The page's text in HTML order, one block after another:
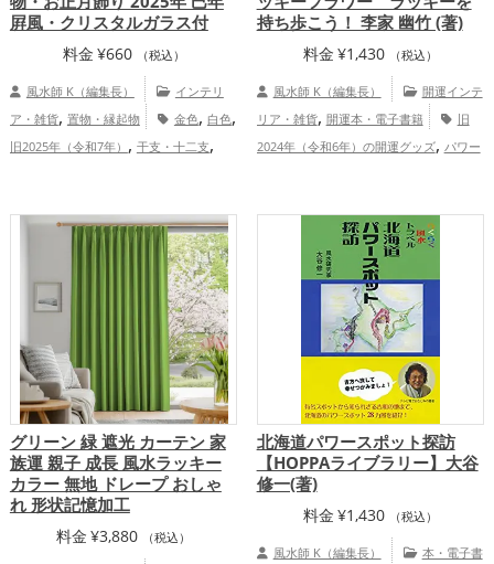
屛風・クリスタルガラス付
料金 ¥660 （税込）
風水師 K（編集長）
インテリ
ア・雑貨, 置物・縁起物 金色, 白色,
旧2025年（令和7年） , 干支・十二支,
運・家族運アップ,総合運・全体運アッ
持ち歩こう！ 李家 幽竹 (著)
料金 ¥1,430 （税込）
風水師 K（編集長）
開運インテ
リア・雑貨, 開運本・電子書籍
旧
2024年（令和6年）の開運グッズ, パワー
結婚運アップ,仕事運アップ
総合運・全体運アップ
グリーン 緑 遮光 カーテン 家
族運 親子 成長 風水ラッキー
カラー 無地 ドレープ おしゃ
れ 形状記憶加工
料金 ¥3,880 （税込）
北海道パワースポット探訪
【HOPPAライブラリー】大谷
修一(著)
料金 ¥1,430 （税込）
風水師 K（編集長）
本・電子書